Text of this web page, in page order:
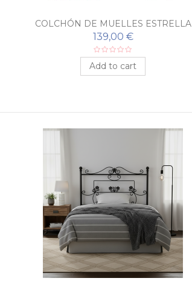
COLCHÓN DE MUELLES ESTRELLA
139,00 €
Add to cart